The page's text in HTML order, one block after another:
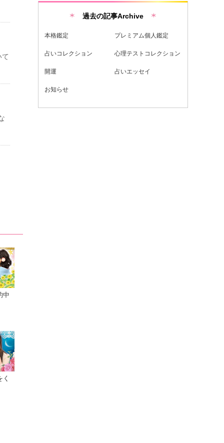
中
過去の記事Archive
本格鑑定 プレミアム個人鑑定
占いコレクション 心理テストコレクション
開運 占いエッセイ
お知らせ